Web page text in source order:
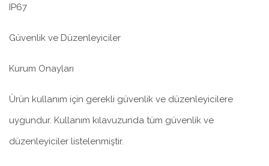
IP67
Güvenlik ve Düzenleyiciler
Kurum Onayları
Ürün kullanım için gerekli güvenlik ve düzenleyicilere
uygundur. Kullanım kılavuzunda tüm güvenlik ve
düzenleyiciler listelenmiştir.